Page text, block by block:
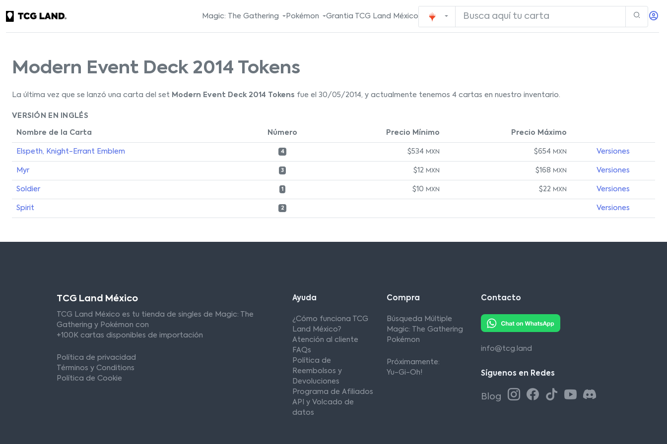
Magic: The Gathering Pokémon Grantia TCG Land México
Modern Event Deck 2014 Tokens
La última vez que se lanzó una carta del set Modern Event Deck 2014 Tokens fue el 30/05/2014, y actualmente tenemos 4 cartas en nuestro inventario.
VERSIÓN EN INGLÉS
Nombre de la Carta Número Precio Mínimo Precio Máximo
Elspeth, Knight-Errant Emblem 4 $534 MXN $654 MXN Versiones
Myr 3 $12 MXN $168 MXN Versiones
Soldier 1 $10 MXN $22 MXN Versiones
Spirit 2 Versiones
TCG Land México
TCG Land México es tu tienda de singles de Magic: The
Gathering y Pokémon con
+100K cartas disponibles de importación
Política de privacidad
Términos y Conditions
Política de Cookie
Ayuda
¿Cómo funciona TCG
Land México?
Atención al cliente
FAQs
Política de
Reembolsos y
Devoluciones
Programa de Afiliados
API y Volcado de
datos
Compra
Búsqueda Múltiple
Magic: The Gathering
Pokémon
Próximamente:
Yu-Gi-Oh!
Contacto
info@tcg.land
Síguenos en Redes
Blog